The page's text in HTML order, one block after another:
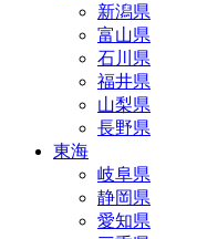
新潟県
富山県
石川県
福井県
山梨県
長野県
東海
岐阜県
静岡県
愛知県